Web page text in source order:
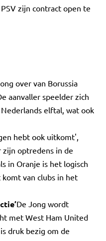
zijn contract open te
over van Borussia
aanvaller speelder zich
elftal, wat ook
hebt ook uitkomt',
zijn optredens in de
in Oranje is het logisch
van clubs in het
De Jong wordt
met West Ham United
druk bezig om de